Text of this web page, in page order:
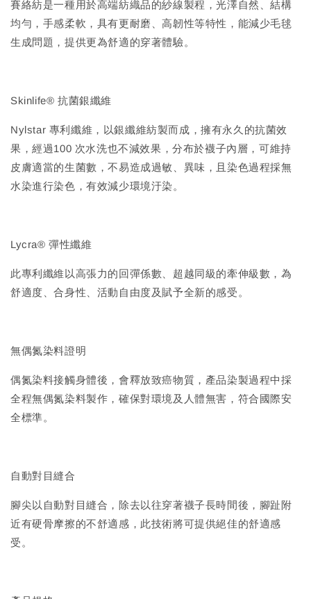
賽絡紡是一種用於高端紡織品的紗線製程，光澤自然、結構
均勻，手感柔軟，具有更耐磨、高韌性等特性，能減少毛毬
生成問題，提供更為舒適的穿著體驗。
Skinlife® 抗菌銀纖維
Nylstar 專利纖維，以銀纖維紡製而成，擁有永久的抗菌效
果，經過100 次水洗也不減效果，分布於襪子內層，可維持
皮膚適當的生菌數，不易造成過敏、異味，且染色過程採無
水染進行染色，有效減少環境汙染。
Lycra® 彈性纖維
此專利纖維以高張力的回彈係數、超越同級的牽伸級數，為
舒適度、合身性、活動自由度及賦予全新的感受。
無偶氮染料證明
偶氮染料接觸身體後，會釋放致癌物質，產品染製過程中採
全程無偶氮染料製作，確保對環境及人體無害，符合國際安
全標準。
自動對目縫合
腳尖以自動對目縫合，除去以往穿著襪子長時間後，腳趾附
近有硬骨摩擦的不舒適感，此技術將可提供絕佳的舒適感
受。